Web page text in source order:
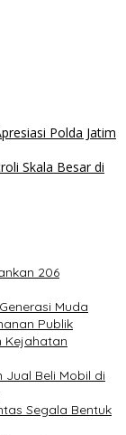
Polda Jatim
Skala Besar di
206
Muda
Publik
Kejahatan
Beli Mobil di
Segala Bentuk